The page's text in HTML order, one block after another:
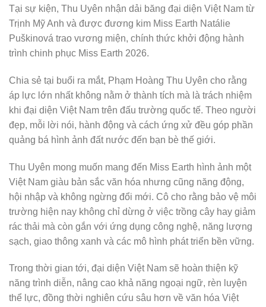
Tại sự kiện, Thu Uyên nhận dải băng đại diện Việt Nam từ
Trịnh Mỹ Anh và được đương kim Miss Earth Natálie
Puškinová trao vương miện, chính thức khởi động hành
trình chinh phục Miss Earth 2026.
Chia sẻ tại buổi ra mắt, Phạm Hoàng Thu Uyên cho rằng
áp lực lớn nhất không nằm ở thành tích mà là trách nhiệm
khi đại diện Việt Nam trên đấu trường quốc tế. Theo người
đẹp, mỗi lời nói, hành động và cách ứng xử đều góp phần
quảng bá hình ảnh đất nước đến bạn bè thế giới.
Thu Uyên mong muốn mang đến Miss Earth hình ảnh một
Việt Nam giàu bản sắc văn hóa nhưng cũng năng động,
hội nhập và không ngừng đổi mới. Cô cho rằng bảo vệ môi
trường hiện nay không chỉ dừng ở việc trồng cây hay giảm
rác thải mà còn gắn với ứng dụng công nghệ, năng lượng
sạch, giao thông xanh và các mô hình phát triển bền vững.
Trong thời gian tới, đại diện Việt Nam sẽ hoàn thiện kỹ
năng trình diễn, nâng cao khả năng ngoại ngữ, rèn luyện
thể lực, đồng thời nghiên cứu sâu hơn về văn hóa Việt